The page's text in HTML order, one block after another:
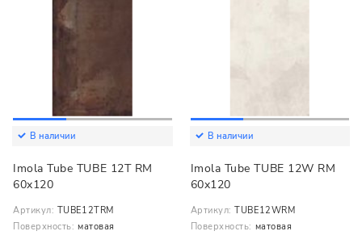
В наличии
Imola Tube TUBE 12T RM
60x120
Артикул: TUBE12TRM
Поверхность: матовая
В наличии
Imola Tube TUBE 12W RM
60x120
Артикул: TUBE12WRM
Поверхность: матовая